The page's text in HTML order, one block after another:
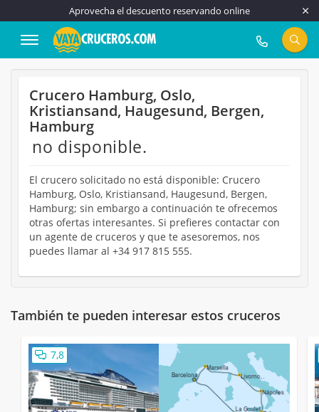
Aprovecha el descuento reservando online
917 815 555
Crucero Hamburg, Oslo,
Kristiansand, Haugesund, Bergen,
Hamburg
no disponible.
El crucero solicitado no está disponible: Crucero
Hamburg, Oslo, Kristiansand, Haugesund, Bergen,
Hamburg; sin embargo a continuación te ofrecemos
otras ofertas interesantes. Si prefieres contactar con
un agente de cruceros y que te asesoremos, nos
puedes llamar al +34 917 815 555.
También te pueden interesar estos cruceros
7,8